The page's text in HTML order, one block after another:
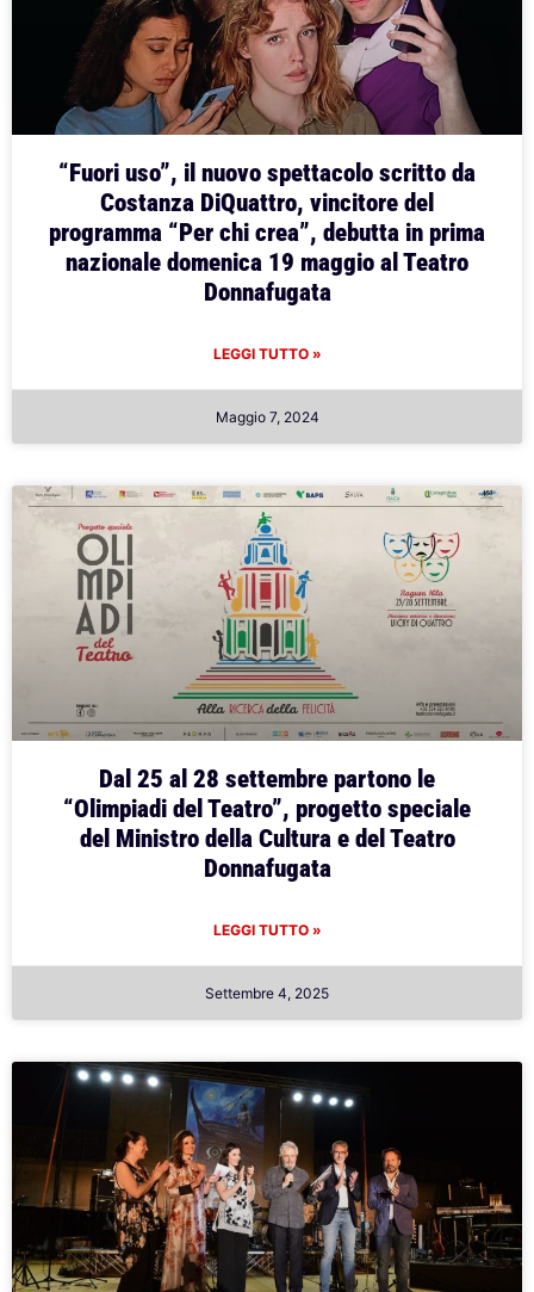
“Fuori uso”, il nuovo spettacolo scritto da
Costanza DiQuattro, vincitore del
programma “Per chi crea”, debutta in prima
nazionale domenica 19 maggio al Teatro
Donnafugata
LEGGI TUTTO »
Maggio 7, 2024
Dal 25 al 28 settembre partono le
“Olimpiadi del Teatro”, progetto speciale
del Ministro della Cultura e del Teatro
Donnafugata
LEGGI TUTTO »
Settembre 4, 2025